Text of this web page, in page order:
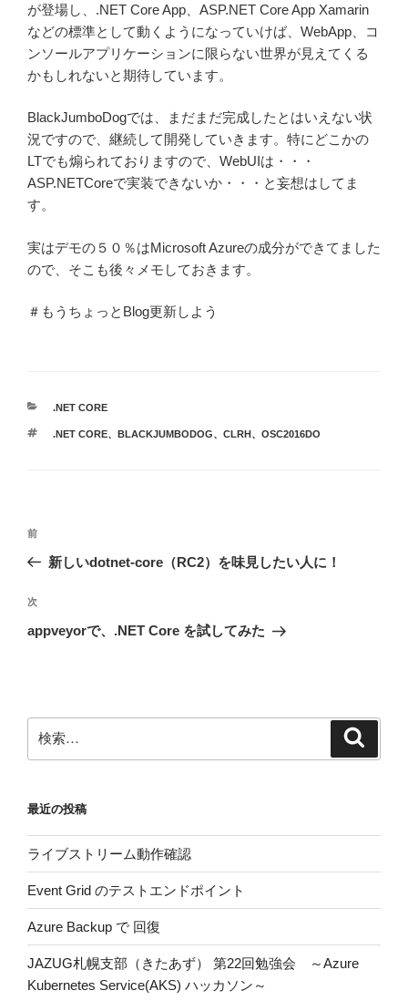
が登場し、.NET Core App、ASP.NET Core App Xamarin
などの標準として動くようになっていけば、WebApp、コ
ンソールアプリケーションに限らない世界が見えてくる
かもしれないと期待しています。
BlackJumboDogでは、まだまだ完成したとはいえない状
況ですので、継続して開発していきます。特にどこかの
LTでも煽られておりますので、WebUIは・・・
ASP.NETCoreで実装できないか・・・と妄想はしてま
す。
実はデモの５０％はMicrosoft Azureの成分ができてました
ので、そこも後々メモしておきます。
＃もうちょっとBlog更新しよう
カ
ゴ
.NET CORE
タ
.NET CORE、 BLACKJUMBODOG、 CLRH、 OSC2016DO
投
ビ
ゲ
ン
前
の
稿
前
新しいdotnet-core（RC2）を味見したい人に！
次
の
次
appveyorで、.NET Core を試してみた
索:
最近の投稿
ライブストリーム動作確認
Event Grid のテストエンドポイント
Azure Backup で 回復
JAZUG札幌支部（きたあず） 第22回勉強会 ～Azure
Kubernetes Service(AKS) ハッカソン～